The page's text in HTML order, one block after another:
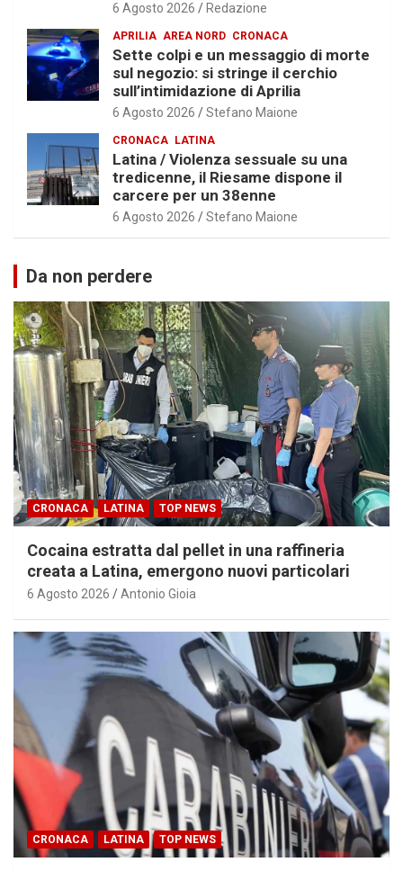
6 Agosto 2026 Redazione
APRILIA AREA NORD CRONACA
Sette colpi e un messaggio di morte
sul negozio: si stringe il cerchio
sull’intimidazione di Aprilia
6 Agosto 2026 Stefano Maione
CRONACA LATINA
Latina / Violenza sessuale su una
tredicenne, il Riesame dispone il
carcere per un 38enne
6 Agosto 2026 Stefano Maione
Da non perdere
CRONACA LATINA TOP NEWS
Cocaina estratta dal pellet in una raffineria
creata a Latina, emergono nuovi particolari
6 Agosto 2026 Antonio Gioia
CRONACA LATINA TOP NEWS